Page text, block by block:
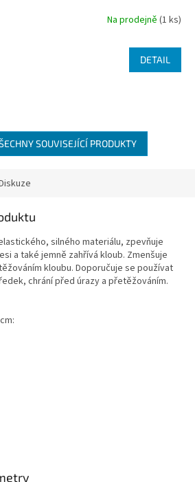
Na prodejně (1 ks)
DETAIL
SOUVISEJÍCÍ PRODUKTY
silného materiálu, zpevňuje
a také jemně zahřívá kloub. Zmenšuje
kloubu. Doporučuje se používat
chrání před úrazy a přetěžováním.